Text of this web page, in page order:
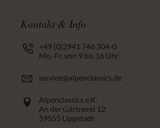
Kontakt & Info
+49 (0)2941 746 304-0
Mo.-Fr. von 9 bis 16 Uhr
service@alpenclassics.de
Alpenclassics e.K.
An der Gärtnerei 12
59555 Lippstadt